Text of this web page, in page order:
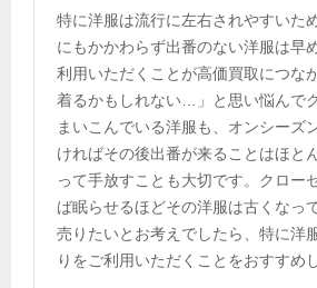
特に洋服は流行に左右されやすいた
にもかかわらず出番のない洋服は早
利用いただくことが高価買取につな
着るかもしれない…」と思い悩んで
まいこんでいる洋服も、オンシーズ
ければその後出番が来ることはほと
って手放すことも大切です。クロー
ば眠らせるほどその洋服は古くなっ
売りたいとお考えでしたら、特に洋
りをご利用いただくことをおすすめ